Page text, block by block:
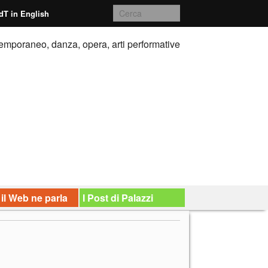
in English
danza, opera, arti performative
Web ne parla I Post di Palazzi